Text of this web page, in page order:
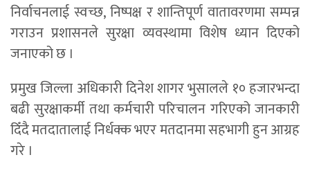
निर्वाचनलाई स्वच्छ, निष्पक्ष र शान्तिपूर्ण वातावरणमा सम्पन्न
गराउन प्रशासनले सुरक्षा व्यवस्थामा विशेष ध्यान दिएको
जनाएको छ ।
प्रमुख जिल्ला अधिकारी दिनेश शागर भुसालले १० हजारभन्दा
बढी सुरक्षाकर्मी तथा कर्मचारी परिचालन गरिएको जानकारी
दिँदै मतदातालाई निर्धक्क भएर मतदानमा सहभागी हुन आग्रह
गरे ।